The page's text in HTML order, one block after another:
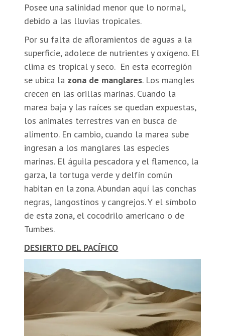
Posee una salinidad menor que lo normal,
debido a las lluvias tropicales.
Por su falta de afloramientos de aguas a la
superficie, adolece de nutrientes y oxígeno. El
clima es tropical y seco. En esta ecorregión
se ubica la zona de manglares. Los mangles
crecen en las orillas marinas. Cuando la
marea baja y las raíces se quedan expuestas,
los animales terrestres van en busca de
alimento. En cambio, cuando la marea sube
ingresan a los manglares las especies
marinas. El águila pescadora y el flamenco, la
garza, la tortuga verde y delfín común
habitan en la zona. Abundan aquí las conchas
negras, langostinos y cangrejos. Y el símbolo
de esta zona, el cocodrilo americano o de
Tumbes.
DESIERTO DEL PACÍFICO